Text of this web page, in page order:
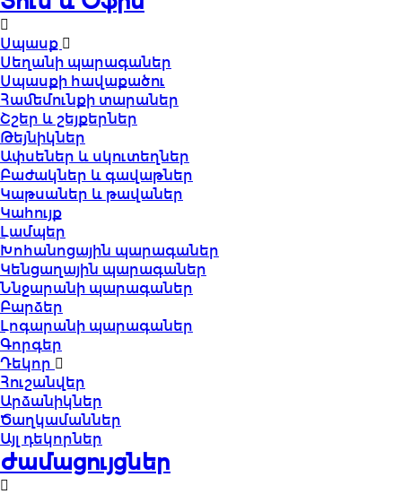
Սպասք
Սեղանի պարագաներ
Սպասքի հավաքածու
Համեմունքի տարաներ
Շշեր և շեյքերներ
Թեյնիկներ
Ափսեներ և սկուտեղներ
Բաժակներ և գավաթներ
Կաթսաներ և թավաներ
Կահույք
Լամպեր
Խոհանոցային պարագաներ
Կենցաղային պարագաներ
Ննջարանի պարագաներ
Բարձեր
Լոգարանի պարագաներ
Գորգեր
Դեկոր
Հուշանվեր
Արձանիկներ
Ծաղկամաններ
Այլ դեկորներ
Ժամացույցներ